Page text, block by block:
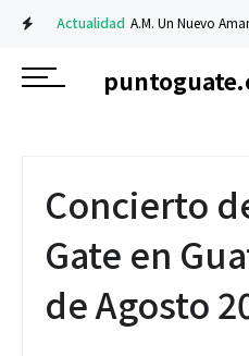
Actualidad A.M. Un Nuevo
Concierto
Gate en
de Agosto